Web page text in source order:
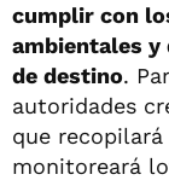
cumplir con
ambientales y
de destino.
autoridades
que
monitoreará